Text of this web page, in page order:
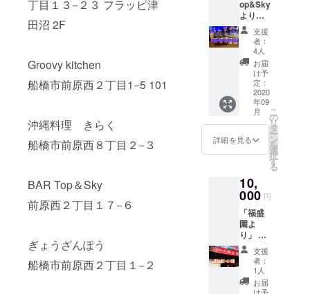
丁目１３−２３ フラッピ津
田沼 2F
Groovy kitchen
船橋市前原西２丁目1−5 101
沖縄料理 きらく
船橋市前原西８丁目２−３
BAR Top＆Sky
前原西２丁目１７−６
ぎょうざんぽう
船橋市前原西２丁目１−２
op&Sky
より」
激レア
ジャパ
ニーズ
ウイス
キー5種
類無料
券ご提
供しま
す。 ※
チケッ
トはご
来店の
物と交
換でき
ます。
※お酒は
店内に
てご提
供いた
しま
す。 ※
有効期
限は
支援
者：
4人
お届
け予
定：
2020
年09
月
詳細を見る
こ
の
リ
タ
ー
ン
を
選
択
す
る
10,
000 円
「福盛
園よ
り」 餃
子＆生
ビール
セット
と交換
できる
支援
者：
1人
お届